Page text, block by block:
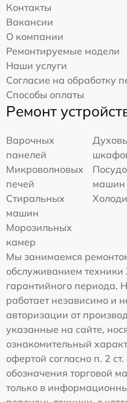
Контакты
Вакансии
О компании
Ремонтируемые модели
Наши услуги
Согласие на обработку
Способы оплаты
Ремонт
Варочных
панелей
Микроволновых
печей
машин
Стиральных
машин
Морозильных
камер
Мы занимаемся
обслуживанием техники
гарантийного периода.
работает независимо и
авторизации от
указанные на сайте,
ознакомительный
офертой согласно п. 2
обозначения торговой
только в